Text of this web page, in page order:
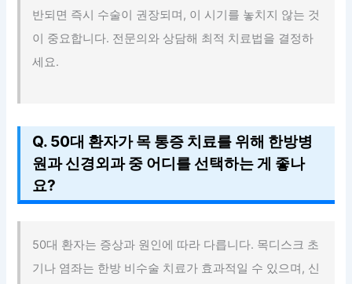
반되면 즉시 수술이 권장되며, 이 시기를 놓치지 않는 것
이 중요합니다. 전문의와 상담해 최적 치료법을 결정하
세요.
Q. 50대 환자가 목 통증 치료를 위해 한방병
원과 신경외과 중 어디를 선택하는 게 좋나
요?
50대 환자는 증상과 원인에 따라 다릅니다. 목디스크 초
기나 염좌는 한방 비수술 치료가 효과적일 수 있으며, 신